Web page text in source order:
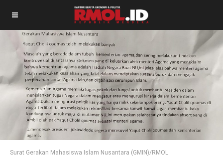
Surat Gerakan Mahasiswa Islam Nusantara (GMIN)/RMOL